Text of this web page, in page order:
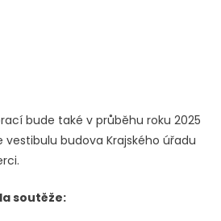
bude také v průběhu roku 2025
budova Krajského úřadu
soutěže: